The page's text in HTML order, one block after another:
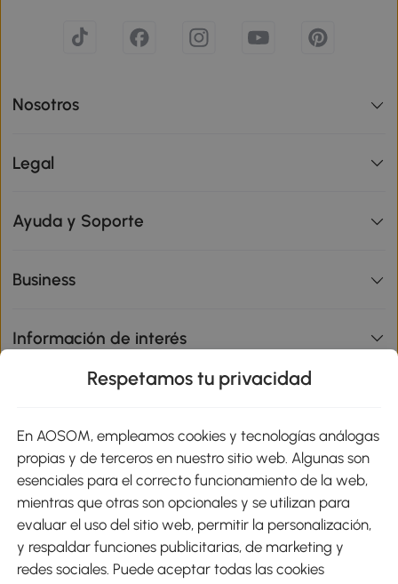
Nosotros
Legal
Ayuda y Soporte
Business
Información de interés
Métodos de Pago
Envíos
Respetamos tu privacidad
En AOSOM, empleamos cookies y tecnologías análogas
propias y de terceros en nuestro sitio web. Algunas son
esenciales para el correcto funcionamiento de la web,
mientras que otras son opcionales y se utilizan para
evaluar el uso del sitio web, permitir la personalización,
y respaldar funciones publicitarias, de marketing y
redes sociales. Puede aceptar todas las cookies